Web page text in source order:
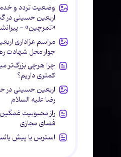
وضعیت تردد و
اربعین حسینی در
«تمرچین» -
مراسم عزاداری
جوار محل شهادت
چرا هرچی بزرگ‌تر
کمتری داریم؟
اربعین حسینی در
رضا علیه السلام
راز محبوبیت
فضای مجازی
استرس یا پیش